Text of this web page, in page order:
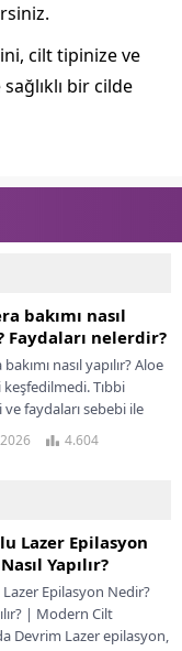
cilt tipinize ve
bir cilde
bakımı nasıl
Faydaları nelerdir?
nasıl yapılır? Aloe
Tıbbi
faydaları sebebi ile
biliniyor ve eski...
4.604
Lazer Epilasyon
Yapılır?
Epilasyon Nedir?
| Modern Cilt
Devrim Lazer epilasyon,